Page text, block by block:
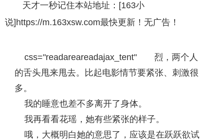
天才一秒记住本站地址：[163小
说]https://m.163xsw.com最快更新！无广告！
css="readareareadajax_tent" 烈，两个人
的舌头甩来甩去。比起电影情节要紧张、刺激很
多。
我的睡意也差不多离开了身体。
我再看看花瑶，她有些紧张的样子。
哦，大概明白她的意思了，应该是在跃跃欲试